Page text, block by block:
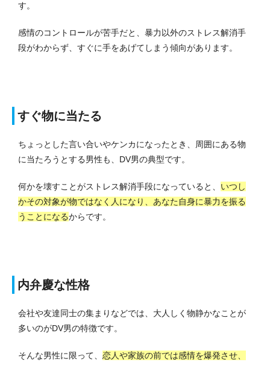
す。
感情のコントロールが苦手だと、暴力以外のストレス解消手
段がわからず、すぐに手をあげてしまう傾向があります。
すぐ物に当たる
ちょっとした言い合いやケンカになったとき、周囲にある物
に当たろうとする男性も、DV男の典型です。
何かを壊すことがストレス解消手段になっていると、 いつし
かその対象が物ではなく人になり、あなた自身に暴力を振る
うことになるからです。
内弁慶な性格
会社や友達同士の集まりなどでは、大人しく物静かなことが
多いのがDV男の特徴です。
そんな男性に限って、 恋人や家族の前では感情を爆発させ、